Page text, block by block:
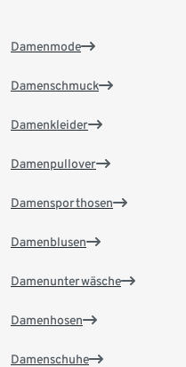
Damenmode
Damenschmuck
Damenkleider
Damenpullover
Damensporthosen
Damenblusen
Damenunterwäsche
Damenhosen
Damenschuhe